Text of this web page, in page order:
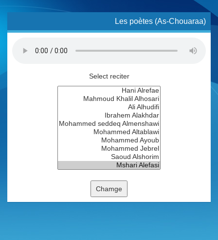
Les poètes (As-Chouaraa)
Select reciter